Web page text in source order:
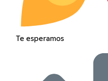
Te esperamos